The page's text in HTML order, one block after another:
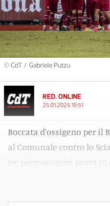
© CdT / Gabriele Putzu
RED. ONLINE
25.01.2025 19:51
Boccata d'ossigeno per il
al Comunale contro lo
tre preziosissimi punti in